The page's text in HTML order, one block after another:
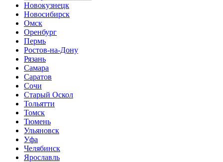
Новокузнецк
Новосибирск
Омск
Оренбург
Пермь
Ростов-на-Дону
Рязань
Самара
Саратов
Сочи
Старый Оскол
Тольятти
Томск
Тюмень
Ульяновск
Уфа
Челябинск
Ярославль